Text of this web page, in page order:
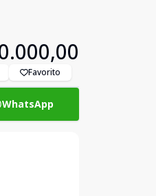
Favorito
WhatsApp